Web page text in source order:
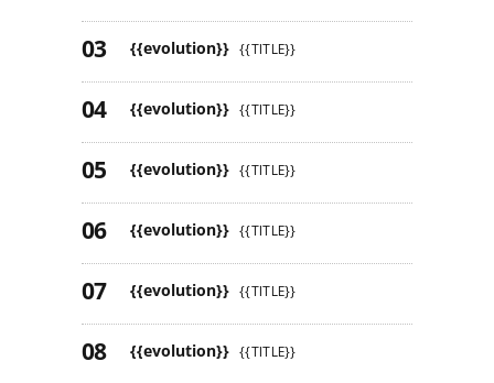
{{evolution}} {{TITLE}}
{{evolution}} {{TITLE}}
{{evolution}} {{TITLE}}
{{evolution}} {{TITLE}}
{{evolution}} {{TITLE}}
{{evolution}} {{TITLE}}